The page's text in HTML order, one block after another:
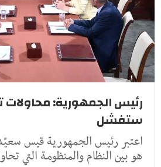
رئيس الجمهورية: محاولات
ستفشل
اعتبر رئيس الجمهورية قيس
هو بين النظام والمنظومة التي